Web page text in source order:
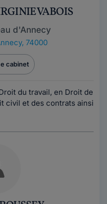
VABOIS
d'Annecy
74000
cabinet
du travail, en Droit de
civil et des contrats ainsi